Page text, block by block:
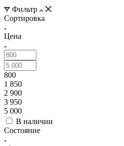
Фильтр
Сортировка
Цена
800
1 850
2 900
3 950
5 000
В наличии
Состояние